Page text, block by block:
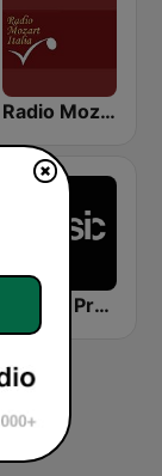
Radio Mozart Italia
Classic Praha